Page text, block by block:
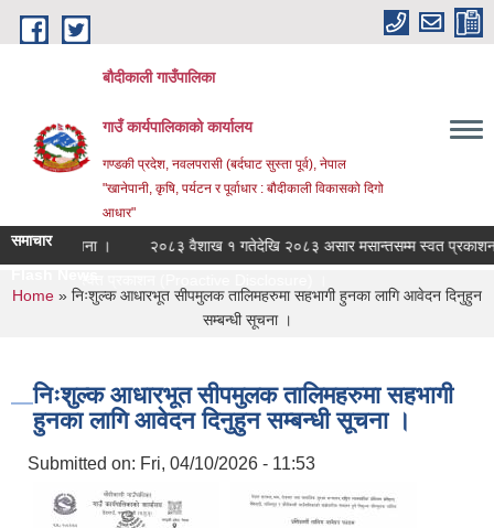
Skip to main content
बौदीकाली गाउँपालिका
गाउँ कार्यपालिकाको कार्यालय
गण्डकी प्रदेश, नवलपरासी (बर्दघाट सुस्ता पूर्व), नेपाल
"खानेपानी, कृषि, पर्यटन र पूर्वाधार : बौदीकाली विकासको दिगो
आधार"
समाचार
सूचना ।
२०८३ वैशाख १ गतेदेखि २०८३ असार मसान्तसम्म स्वत प्रकाशन
You are here
Home » निःशुल्क आधारभूत सीपमुलक तालिमहरुमा सहभागी हुनका लागि आवेदन दिनुहुन
सम्बन्धी सूचना ।
निःशुल्क आधारभूत सीपमुलक तालिमहरुमा सहभागी
हुनका लागि आवेदन दिनुहुन सम्बन्धी सूचना ।
Submitted on: Fri, 04/10/2026 - 11:53